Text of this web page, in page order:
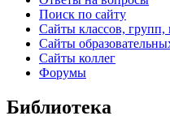
Поиск по сайту
Сайты классов, групп,
Сайты
Сайты коллег
Форумы
Библиотека